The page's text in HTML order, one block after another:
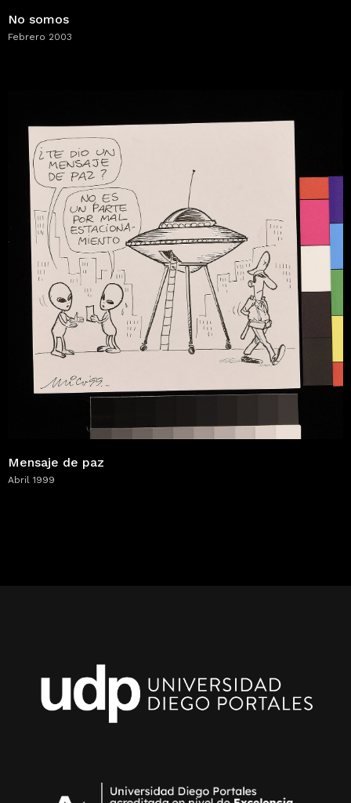
No somos
Febrero 2003
Mensaje de paz
Abril 1999